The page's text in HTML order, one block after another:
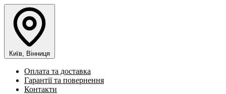
Київ, Вінниця
Оплата та доставка
Гарантії та повернення
Контакти